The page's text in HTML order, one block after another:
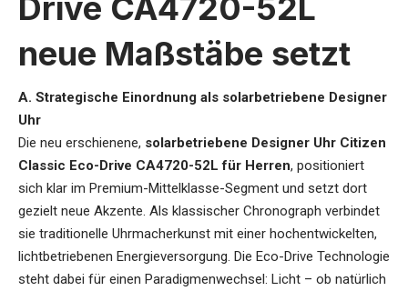
Drive CA4720-52L
neue Maßstäbe setzt
A. Strategische Einordnung als solarbetriebene Designer
Uhr
Die neu erschienene, solarbetriebene Designer Uhr Citizen
Classic Eco-Drive CA4720-52L für Herren, positioniert
sich klar im Premium-Mittelklasse-Segment und setzt dort
gezielt neue Akzente. Als klassischer Chronograph verbindet
sie traditionelle Uhrmacherkunst mit einer hochentwickelten,
lichtbetriebenen Energieversorgung. Die Eco-Drive Technologie
steht dabei für einen Paradigmenwechsel: Licht – ob natürlich